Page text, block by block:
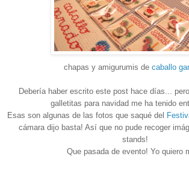
chapas y amigurumis de caballo
Debería haber escrito este post hace días...
galletitas para navidad me ha tenido
Esas son algunas de las fotos que saqué del
cámara dijo basta! Así que no pude recoger
stands!
Que pasada de evento! Yo quiero